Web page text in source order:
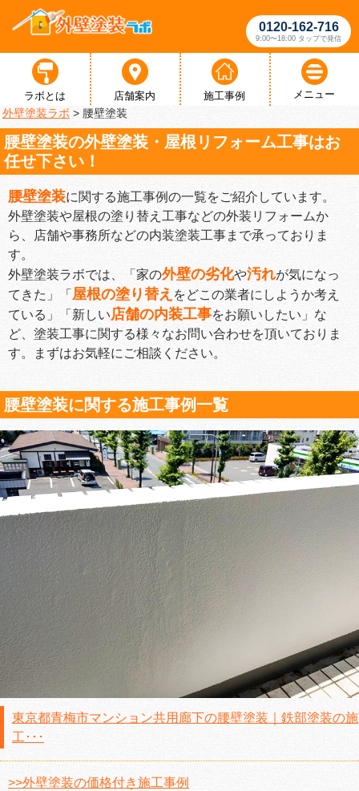
0120-162-716
9:00〜18:00 タップで発信
ラボとは 店舗案内 施工事例 メニュー
外壁塗装ラボ > 腰壁塗装
腰壁塗装の外壁塗装・屋根リフォーム工事はお
任せ下さい！
腰壁塗装に関する施工事例の一覧をご紹介しています。
外壁塗装や屋根の塗り替え工事などの外装リフォームか
ら、店舗や事務所などの内装塗装工事まで承っておりま
す。
外壁塗装ラボでは、「家の外壁の劣化や汚れが気になっ
てきた」「 屋根の塗り替え をどこの業者にしようか考え
ている」「新しい店舗の内装工事をお願いしたい」な
ど、塗装工事に関する様々なお問い合わせを頂いておりま
す。まずはお気軽にご相談ください。
腰壁塗装に関する施工事例一覧
東京都青梅市マンション共用廊下の腰壁塗装｜鉄部塗装の施
工･･･
>>外壁塗装の価格付き施工事例